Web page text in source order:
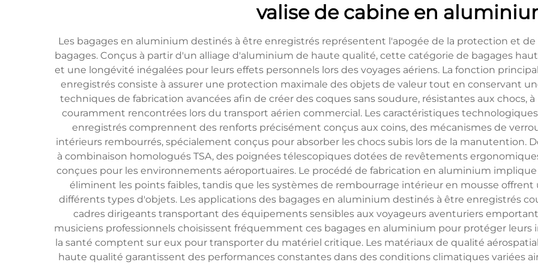
valise de cabine en
Les bagages en aluminium destinés à être enregistrés représentent l'apogée de la protection et
bagages. Conçus à partir d'un alliage d'aluminium de haute qualité, cette catégorie de bagages
et une longévité inégalées pour leurs effets personnels lors des voyages aériens. La fonction
enregistrés consiste à assurer une protection maximale des objets de valeur tout en conservant
techniques de fabrication avancées afin de créer des coques sans soudure, résistantes aux
couramment rencontrées lors du transport aérien commercial. Les caractéristiques
enregistrés comprennent des renforts précisément conçus aux coins, des mécanismes de
intérieurs rembourrés, spécialement conçus pour absorber les chocs subis lors de la manutention.
à combinaison homologués TSA, des poignées télescopiques dotées de revêtements
conçues pour les environnements aéroportuaires. Le procédé de fabrication en aluminium
éliminent les points faibles, tandis que les systèmes de rembourrage intérieur en mousse
différents types d'objets. Les applications des bagages en aluminium destinés à être enregistrés
cadres dirigeants transportant des équipements sensibles aux voyageurs aventuriers
musiciens professionnels choisissent fréquemment ces bagages en aluminium pour protéger leurs
la santé comptent sur eux pour transporter du matériel critique. Les matériaux de qualité
haute qualité garantissent des performances constantes dans des conditions climatiques variées